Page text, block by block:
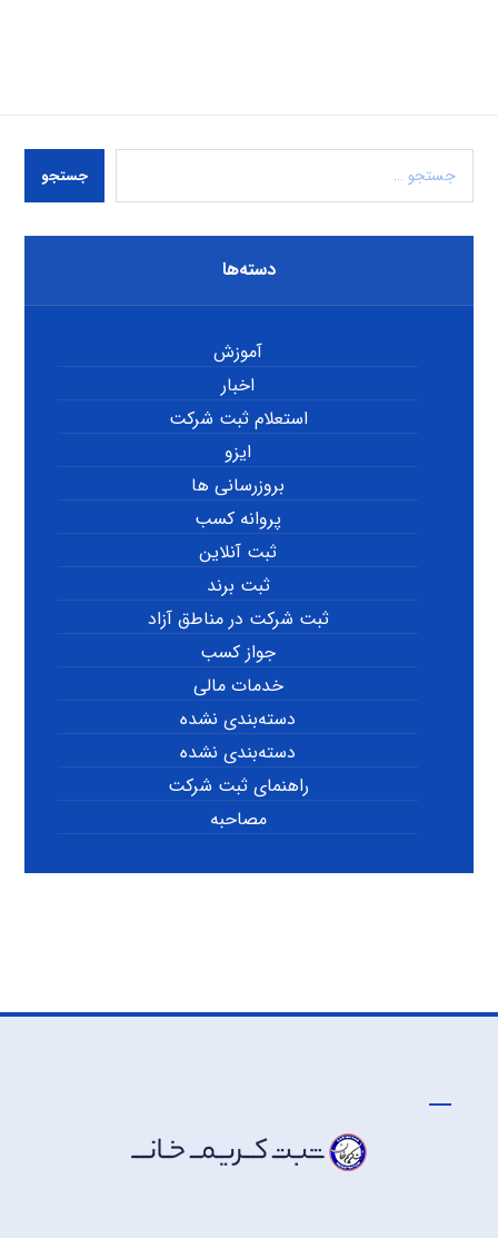
جستجو
دسته‌ها
آموزش
اخبار
استعلام ثبت شرکت
ایزو
بروزرسانی ها
پروانه کسب
ثبت آنلاین
ثبت برند
ثبت شرکت در مناطق آزاد
جواز کسب
خدمات مالی
دسته‌بندی نشده
دسته‌بندی نشده
راهنمای ثبت شرکت
مصاحبه